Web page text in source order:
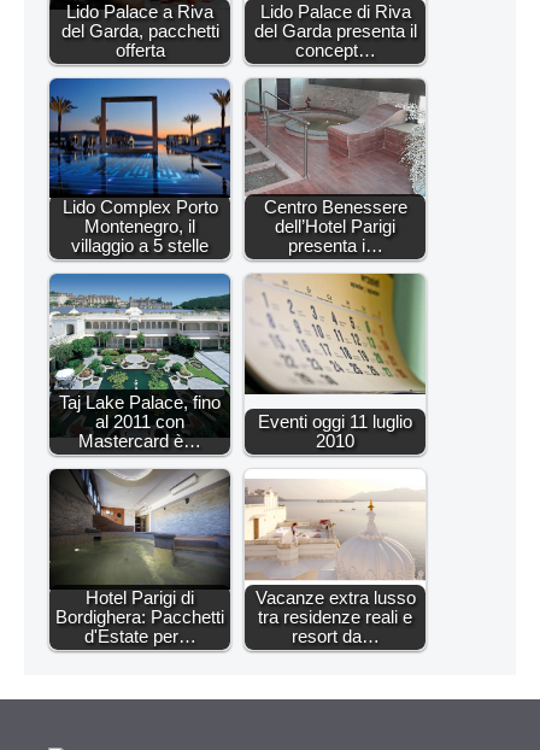
Lido Palace a Riva
del Garda, pacchetti
offerta
Lido Palace di Riva
del Garda presenta il
concept…
Lido Complex Porto
Montenegro, il
villaggio a 5 stelle
Centro Benessere
dell’Hotel Parigi
presenta i…
Taj Lake Palace, fino
al 2011 con
Mastercard è…
Eventi oggi 11 luglio
2010
Hotel Parigi di
Bordighera: Pacchetti
d'Estate per…
Vacanze extra lusso
tra residenze reali e
resort da…